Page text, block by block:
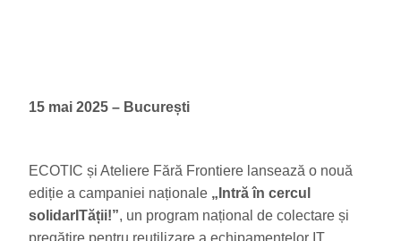
15 mai 2025 – București
ECOTIC și Ateliere Fără Frontiere lansează o nouă
ediție a campaniei naționale „Intră în cercul
solidarITății!”, un program național de colectare și
pregătire pentru reutilizare a echipamentelor IT